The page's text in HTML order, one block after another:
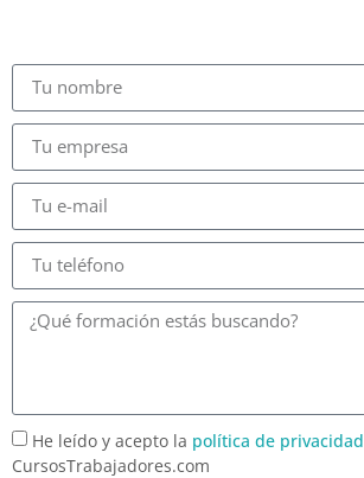
He leído y acepto la política de privacidad
CursosTrabajadores.com